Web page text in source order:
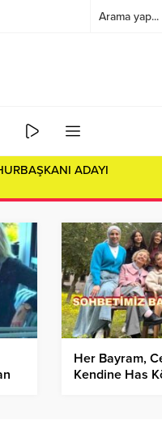
ADAYI
Her Bayram,
Kendine Has